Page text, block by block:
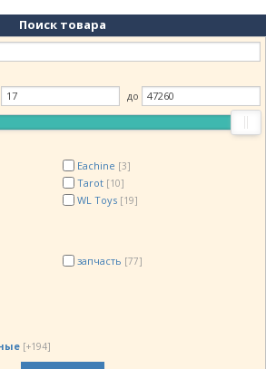
Поиск товара
до
Eachine [3]
Tarot [10]
WL Toys [19]
запчасть [77]
[+194]